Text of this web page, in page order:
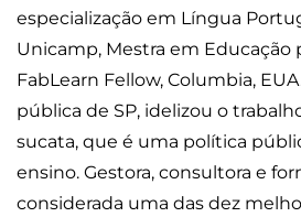
especialização em Língua
Unicamp, Mestra em Educação
FabLearn Fellow, Columbia,
pública de SP, idelizou o
sucata, que é uma política
ensino. Gestora, consultora e
considerada uma das dez